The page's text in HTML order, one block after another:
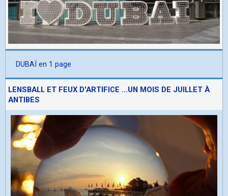
DUBAÏ en 1 page
LENSBALL ET FEUX D'ARTIFICE ...UN MOIS DE JUILLET À
ANTIBES